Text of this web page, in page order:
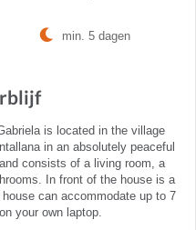
min. 5 dagen
is located in the village
in an absolutely peaceful
consists of a living room, a
In front of the house is a
can accommodate up to 7
your own laptop.